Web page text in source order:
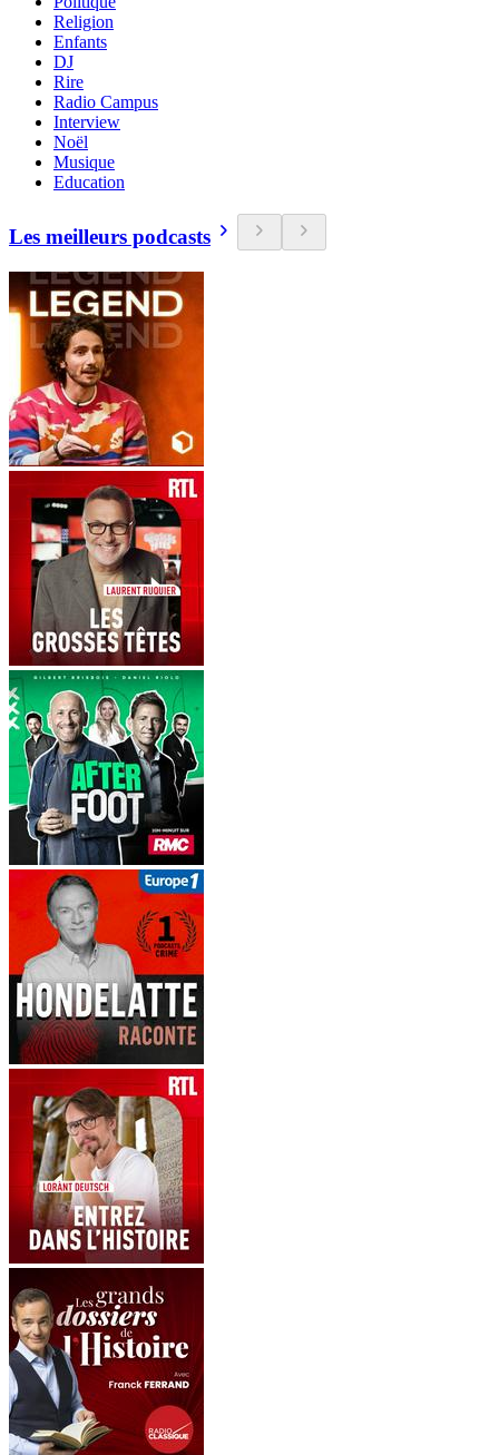
Religion
Enfants
DJ
Rire
Radio Campus
Interview
Noël
Musique
Education
Les meilleurs podcasts